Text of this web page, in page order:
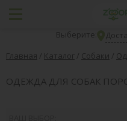
Выберите:
Главная / Каталог / Собаки /
ОДЕЖДА ДЛЯ СОБАК